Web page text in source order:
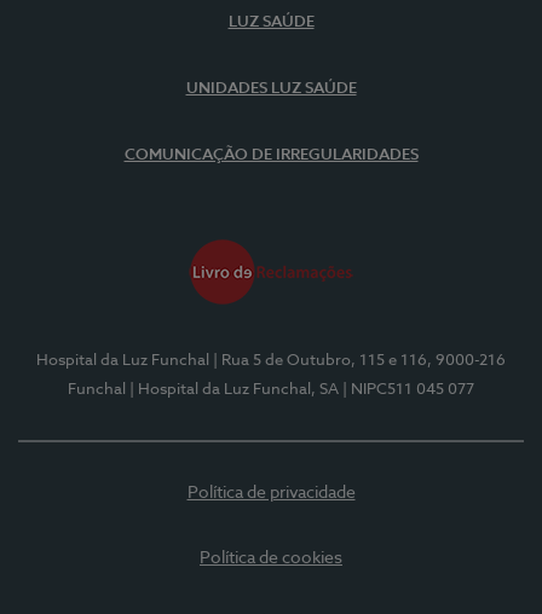
LUZ SAÚDE
UNIDADES LUZ SAÚDE
COMUNICAÇÃO DE IRREGULARIDADES
Hospital da Luz Funchal
| Rua 5 de Outubro, 115 e 116, 9000-216
Funchal
| Hospital da Luz Funchal, SA | NIPC511 045 077
Política de privacidade
Política de cookies